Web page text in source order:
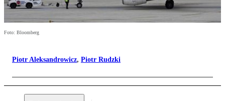
Foto: Bloomberg
Piotr Aleksandrowicz, Piotr Rudzki